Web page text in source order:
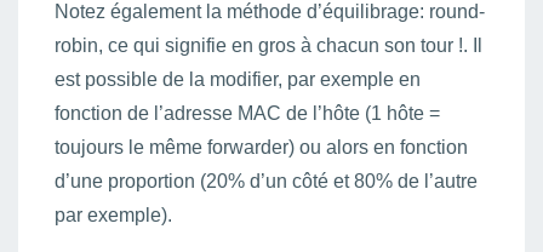
Notez également la méthode d’équilibrage: round-
robin, ce qui signifie en gros à chacun son tour !. Il
est possible de la modifier, par exemple en
fonction de l’adresse MAC de l’hôte (1 hôte =
toujours le même forwarder) ou alors en fonction
d’une proportion (20% d’un côté et 80% de l’autre
par exemple).